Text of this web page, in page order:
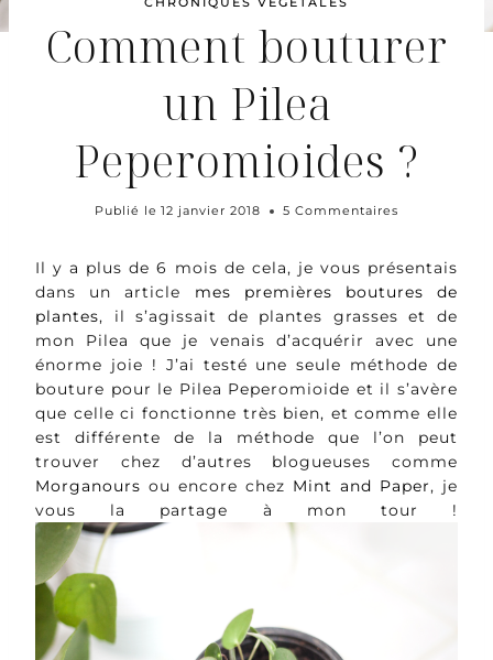
Comment bouturer
un Pilea
Peperomioides ?
Publié le 12 janvier 2018 5 Commentaires
Il y a plus de 6 mois de cela, je vous présentais
dans un article mes premières boutures de
plantes, il s’agissait de plantes grasses et de
mon Pilea que je venais d’acquérir avec une
énorme joie ! J’ai testé une seule méthode de
bouture pour le Pilea Peperomioide et il s’avère
que celle ci fonctionne très bien, et comme elle
est différente de la méthode que l’on peut
trouver chez d’autres blogueuses comme
Morganours ou encore chez Mint and Paper, je
vous la partage à mon tour !